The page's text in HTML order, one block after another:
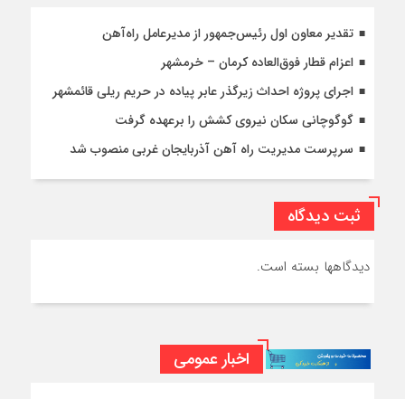
تقدیر معاون اول رئیس‌جمهور از مدیرعامل راه‌آهن
اعزام قطار فوق‌العاده کرمان – خرمشهر
اجرای پروژه احداث زیرگذر عابر پیاده در حریم ریلی قائمشهر
گوگوچانی سکان نیروی کشش را برعهده گرفت
سرپرست مدیریت راه آهن آذربایجان غربی منصوب شد
ثبت دیدگاه
دیدگاهها بسته است.
اخبار عمومی